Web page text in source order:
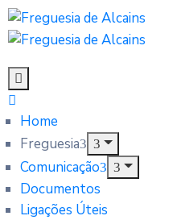
Home
Freguesia
Comunicação
Documentos
Ligações Úteis